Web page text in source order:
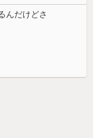
んだけどさ